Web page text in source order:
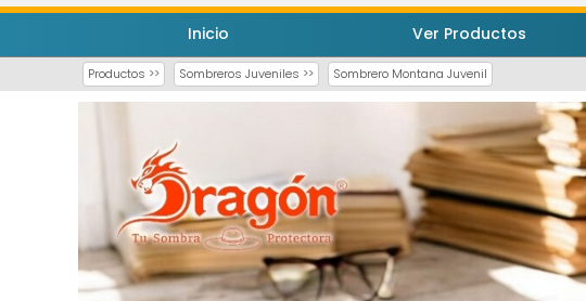
Inicio Ver Productos
Productos >> Sombreros Juveniles >> Sombrero Montana Juvenil